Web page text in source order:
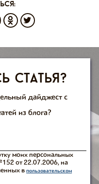
статья?
дайджест с
из блога?
моих персональных
от 22.07.2006, на
впользовательском